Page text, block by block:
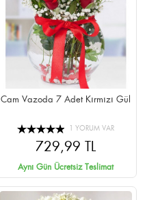
Cam Vazoda 7 Adet Kırmızı Gül
1 YORUM VAR
729,99 TL
Aynı Gün Ücretsiz Teslimat